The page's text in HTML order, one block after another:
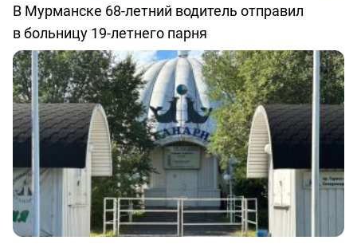
В Мурманске 68-летний водитель отправил
в больницу 19-летнего парня